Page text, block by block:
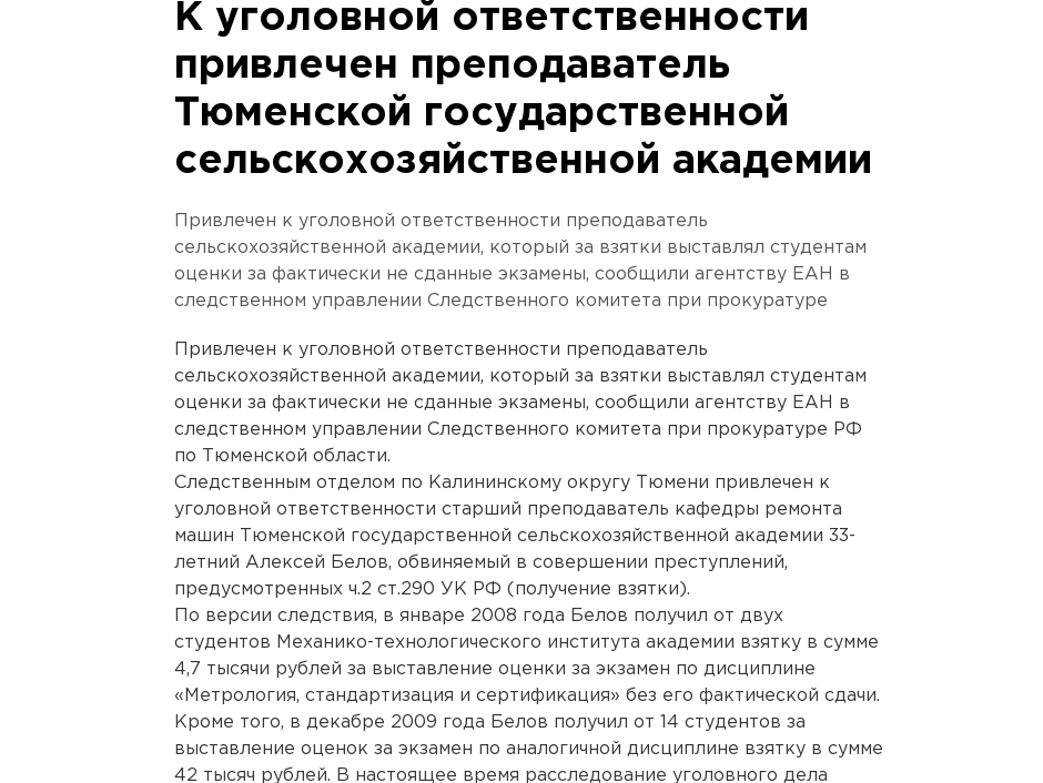
К уголовной ответственности
привлечен преподаватель
Тюменской государственной
сельскохозяйственной академии
Привлечен к уголовной ответственности преподаватель
сельскохозяйственной академии, который за взятки выставлял студентам
оценки за фактически не сданные экзамены, сообщили агентству ЕАН в
следственном управлении Следственного комитета при прокуратуре
Привлечен к уголовной ответственности преподаватель
сельскохозяйственной академии, который за взятки выставлял студентам
оценки за фактически не сданные экзамены, сообщили агентству ЕАН в
следственном управлении Следственного комитета при прокуратуре РФ
по Тюменской области.
Следственным отделом по Калининскому округу Тюмени привлечен к
уголовной ответственности старший преподаватель кафедры ремонта
машин Тюменской государственной сельскохозяйственной академии 33-
летний Алексей Белов, обвиняемый в совершении преступлений,
предусмотренных ч.2 ст.290 УК РФ (получение взятки).
По версии следствия, в январе 2008 года Белов получил от двух
студентов Механико-технологического института академии взятку в сумме
4,7 тысячи рублей за выставление оценки за экзамен по дисциплине
«Метрология, стандартизация и сертификация» без его фактической сдачи.
Кроме того, в декабре 2009 года Белов получил от 14 студентов за
выставление оценок за экзамен по аналогичной дисциплине взятку в сумме
42 тысяч рублей. В настоящее время расследование уголовного дела